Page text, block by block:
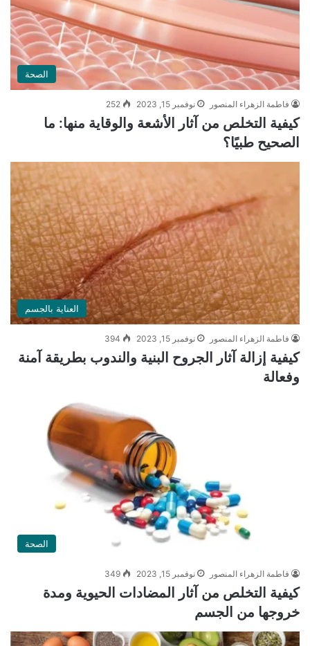
الصحة
فاطمة الزهراء المنصور نوفمبر 15, 2023 252
كيفية التخلص من آثار الأشعة والوقاية منها: ما
الصحيح طبيًا؟
العناية بالجسم
فاطمة الزهراء المنصور نوفمبر 15, 2023 394
كيفية إزالة آثار الجروح البنية والندوب بطريقة آمنة
وفعالة
الصحة
فاطمة الزهراء المنصور نوفمبر 15, 2023 349
كيفية التخلص من آثار المضادات الحيوية ومدة
خروجها من الجسم